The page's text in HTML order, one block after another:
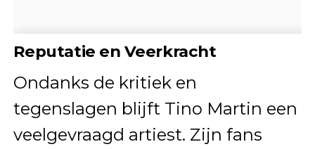
Reputatie en Veerkracht
Ondanks de kritiek en
tegenslagen blijft Tino Martin een
veelgevraagd artiest. Zijn fans